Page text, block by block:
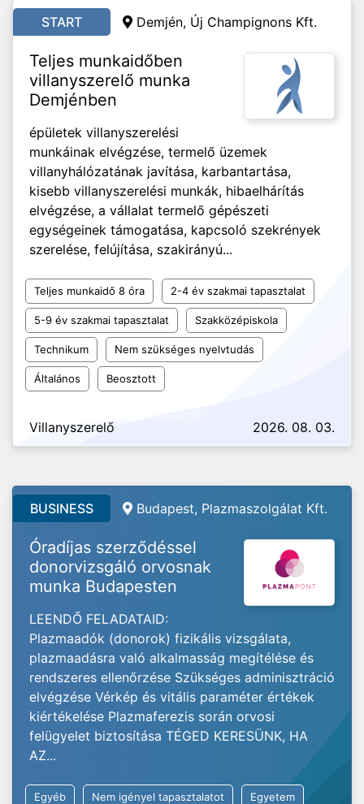
START Demjén, Új Champignons Kft.
Teljes munkaidőben
villanyszerelő munka
Demjénben
épületek villanyszerelési
munkáinak elvégzése, termelő üzemek
villanyhálózatának javítása, karbantartása,
kisebb villanyszerelési munkák, hibaelhárítás
elvégzése, a vállalat termelő gépészeti
egységeinek támogatása, kapcsoló szekrények
szerelése, felújítása, szakirányú...
Teljes munkaidő 8 óra 2-4 év szakmai tapasztalat
5-9 év szakmai tapasztalat Szakközépiskola
Technikum Nem szükséges nyelvtudás
Általános Beosztott
Villanyszerelő 2026. 08. 03.
BUSINESS Budapest, Plazmaszolgálat Kft.
Óradíjas szerződéssel
donorvizsgáló orvosnak
munka Budapesten
LEENDŐ FELADATAID:
Plazmaadók (donorok) fizikális vizsgálata,
plazmaadásra való alkalmasság megítélése és
rendszeres ellenőrzése Szükséges adminisztráció
elvégzése Vérkép és vitális paraméter értékek
kiértékelése Plazmaferezis során orvosi
felügyelet biztosítása TÉGED KERESÜNK, HA
AZ...
Egyéb Nem igényel tapasztalatot Egyetem